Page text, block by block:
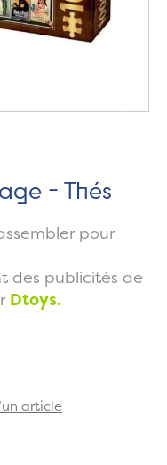
- Thés
pour
des publicités de
Dtoys.
article